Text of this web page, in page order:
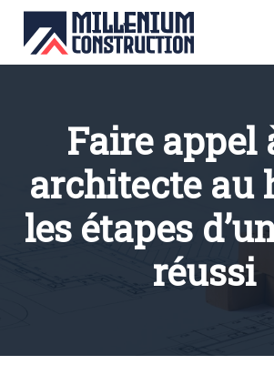
Faire appel
architecte au
les étapes
réussi